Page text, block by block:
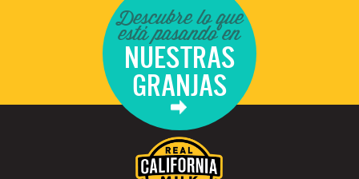
Descubre lo que
está pasando en
NUESTRAS
GRANJAS